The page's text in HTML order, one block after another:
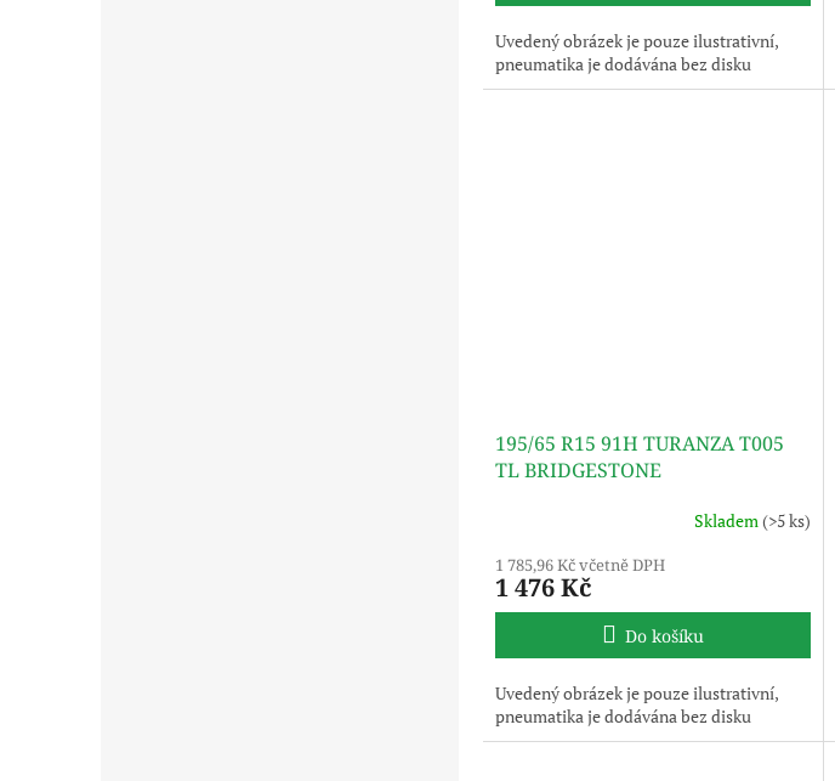
Uvedený obrázek je pouze ilustrativní,
pneumatika je dodávána bez disku
195/65 R15 91H TURANZA T005
TL BRIDGESTONE
Skladem(>5 ks)
1 785,96 Kč včetně DPH
1 476 Kč
Do košíku
Uvedený obrázek je pouze ilustrativní,
pneumatika je dodávána bez disku